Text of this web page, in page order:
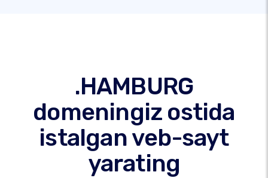
.HAMBURG
domeningiz ostida
istalgan veb-sayt
yarating